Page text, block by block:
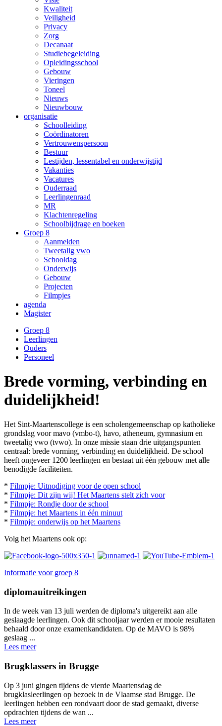
Kwaliteit
Veiligheid
Privacy
Zorg
Decanaat
Studiebegeleiding
Opleidingsschool
Gebouw
Vieringen
Toneel
Nieuws
Nieuwbouw
organisatie
Schoolleiding
Coördinatoren
Vertrouwenspersoon
Bestuur
Lestijden, lessentabel en onderwijstijd
Vakanties
Vacatures
Ouderraad
Leerlingenraad
MR
Klachtenregeling
Schoolbijdrage en boeken
Groep 8
Aanmelden
Tweetalig vwo
Schooldag
Onderwijs
Gebouw
Projecten
Filmpjes
agenda
Magister
Groep 8
Leerlingen
Ouders
Personeel
Brede vorming, verbinding en
duidelijkheid!
Het Sint-Maartenscollege is een scholengemeenschap op katholieke
grondslag voor mavo (vmbo-t), havo, atheneum, gymnasium en
tweetalig vwo (tvwo). In onze missie staan drie uitgangspunten
centraal: brede vorming, verbinding en duidelijkheid. De school
heeft ongeveer 1200 leerlingen en bestaat uit één gebouw met alle
benodigde faciliteiten.
* Filmpje: Uitnodiging voor de open school
* Filmpje: Dit zijn wij! Het Maartens stelt zich voor
* Filmpje: Rondje door de school
* Filmpje: het Maartens in één minuut
* Filmpje: onderwijs op het Maartens
Volg het Maartens ook op:
Informatie voor groep 8
diplomauitreikingen
In de week van 13 juli werden de diploma's uitgereikt aan alle
geslaagde leerlingen. Ook dit schooljaar werden er mooie resultaten
behaald door onze examenkandidaten. Op de MAVO is 98%
geslaag ...
Lees meer
Brugklassers in Brugge
Op 3 juni gingen tijdens de vierde Maartensdag de
brugklasleerlingen op bezoek in de Vlaamse stad Brugge. De
leerlingen hebben een rondvaart door de stad gemaakt, diverse
opdrachten tijdens de wan ...
Lees meer